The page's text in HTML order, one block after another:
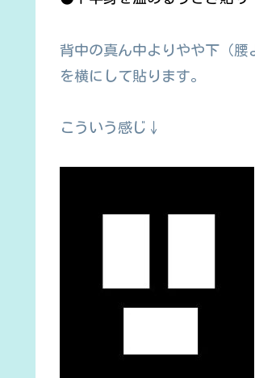
背中の真ん中よりやや下（
を横にして貼ります。
こういう感じ↓